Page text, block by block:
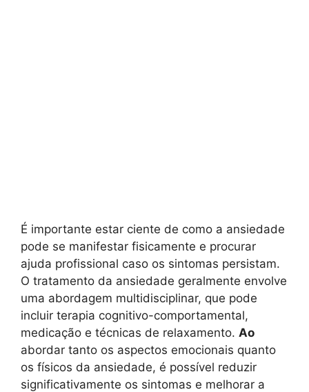
É importante estar ciente de como a ansiedade
pode se manifestar fisicamente e procurar
ajuda profissional caso os sintomas persistam.
O tratamento da ansiedade geralmente envolve
uma abordagem multidisciplinar, que pode
incluir terapia cognitivo-comportamental,
medicação e técnicas de relaxamento. Ao
abordar tanto os aspectos emocionais quanto
os físicos da ansiedade, é possível reduzir
significativamente os sintomas e melhorar a